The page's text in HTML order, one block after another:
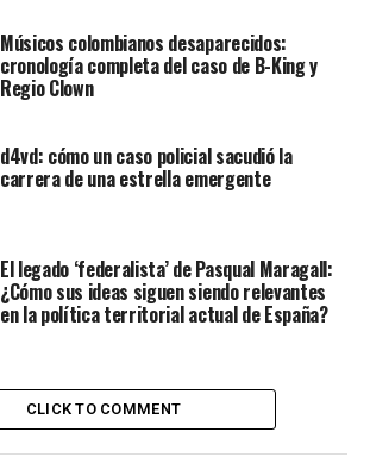
Músicos colombianos desaparecidos:
cronología completa del caso de B-King y
Regio Clown
d4vd: cómo un caso policial sacudió la
carrera de una estrella emergente
El legado ‘federalista’ de Pasqual Maragall:
¿Cómo sus ideas siguen siendo relevantes
en la política territorial actual de España?
CLICK TO COMMENT